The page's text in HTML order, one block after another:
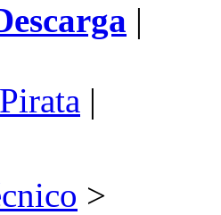
|
|
>